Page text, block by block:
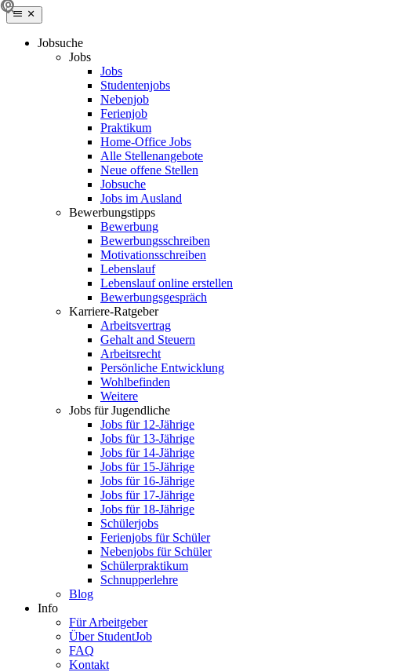
Jobsuche
Jobs
Jobs
Studentenjobs
Nebenjob
Ferienjob
Praktikum
Home-Office Jobs
Alle Stellenangebote
Neue offene Stellen
Jobsuche
Jobs im Ausland
Bewerbungstipps
Bewerbung
Bewerbungsschreiben
Motivationsschreiben
Lebenslauf
Lebenslauf online erstellen
Bewerbungsgespräch
Karriere-Ratgeber
Arbeitsvertrag
Gehalt and Steuern
Arbeitsrecht
Persönliche Entwicklung
Wohlbefinden
Weitere
Jobs für Jugendliche
Jobs für 12-Jährige
Jobs für 13-Jährige
Jobs für 14-Jährige
Jobs für 15-Jährige
Jobs für 16-Jährige
Jobs für 17-Jährige
Jobs für 18-Jährige
Schülerjobs
Ferienjobs für Schüler
Nebenjobs für Schüler
Schülerpraktikum
Schnupperlehre
Blog
Info
Für Arbeitgeber
Über StudentJob
FAQ
Kontakt